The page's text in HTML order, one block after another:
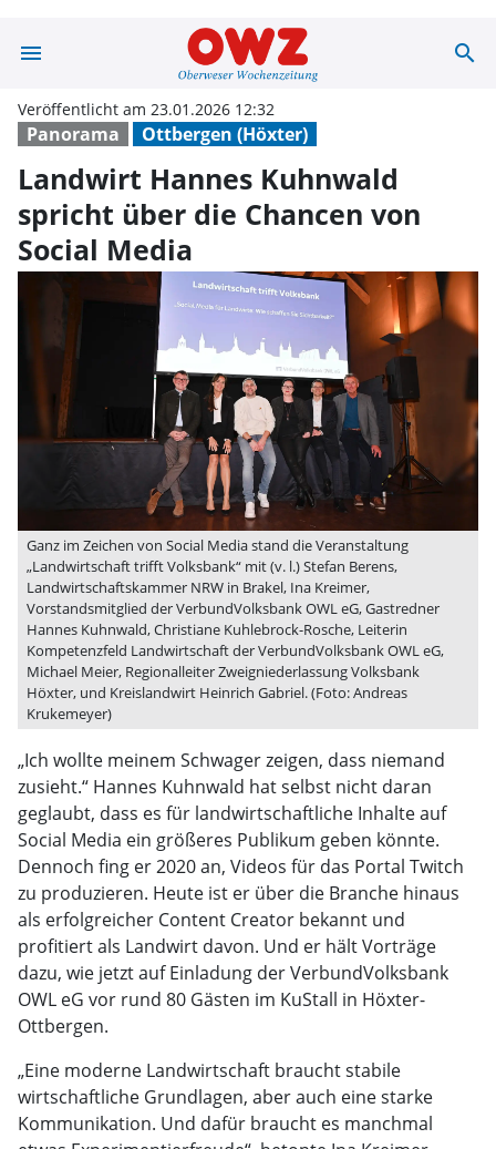
menu Landwirt search
Panorama Ottbergen (Höxter)
Veröffentlicht am 23.01.2026 12:32
Landwirt Hannes Kuhnwald
spricht über die Chancen von
Social Media
Ganz im Zeichen von Social Media stand die Veranstaltung
„Landwirtschaft trifft Volksbank“ mit (v. l.) Stefan Berens,
Landwirtschaftskammer NRW in Brakel, Ina Kreimer,
Vorstandsmitglied der VerbundVolksbank OWL eG, Gastredner
Hannes Kuhnwald, Christiane Kuhlebrock-Rosche, Leiterin
Kompetenzfeld Landwirtschaft der VerbundVolksbank OWL eG,
Michael Meier, Regionalleiter Zweigniederlassung Volksbank
Höxter, und Kreislandwirt Heinrich Gabriel. (Foto: Andreas
Krukemeyer)
„Ich wollte meinem Schwager zeigen, dass niemand
zusieht.“ Hannes Kuhnwald hat selbst nicht daran
geglaubt, dass es für landwirtschaftliche Inhalte auf
Social Media ein größeres Publikum geben könnte.
Dennoch fing er 2020 an, Videos für das Portal Twitch
zu produzieren. Heute ist er über die Branche hinaus
als erfolgreicher Content Creator bekannt und
profitiert als Landwirt davon. Und er hält Vorträge
dazu, wie jetzt auf Einladung der VerbundVolksbank
OWL eG vor rund 80 Gästen im KuStall in Höxter-
Ottbergen.
„Eine moderne Landwirtschaft braucht stabile
wirtschaftliche Grundlagen, aber auch eine starke
Kommunikation. Und dafür braucht es manchmal